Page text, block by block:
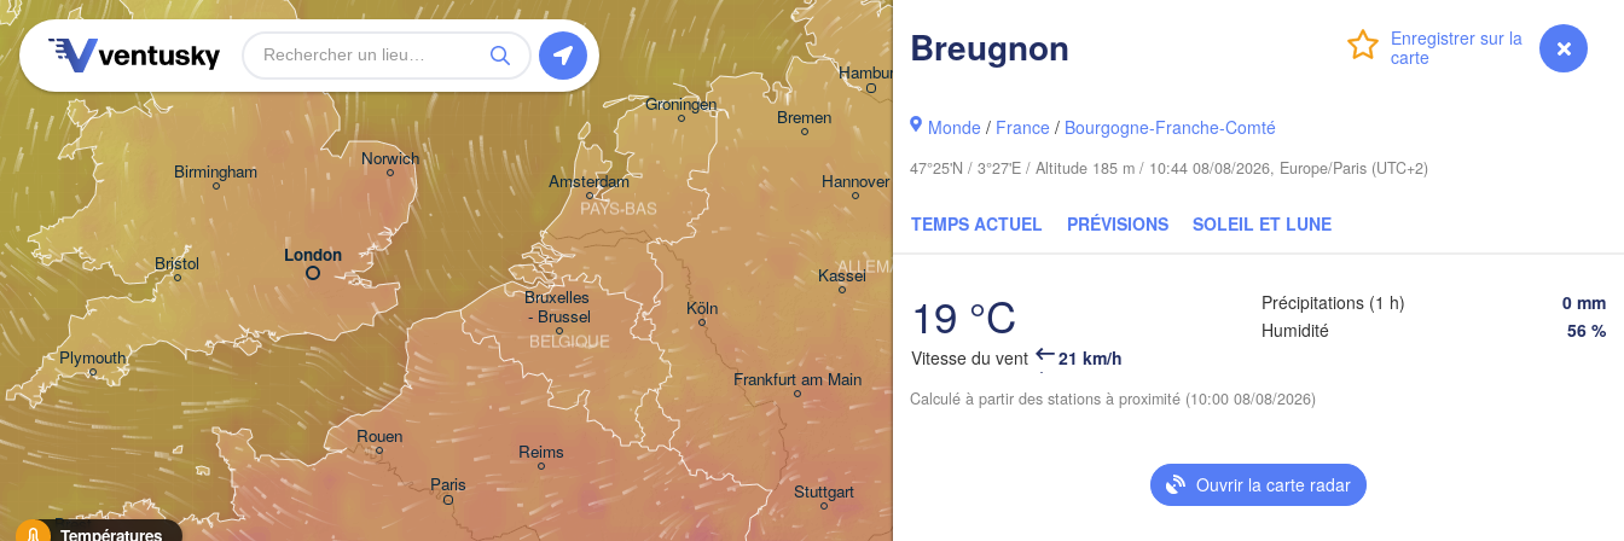
Premium myVentusky Prévisions
Breugnon
Monde / France / Bourgogne-Franche-Comté
47°25'N / 3°27'E / Altitude 185 m / 10:44 08/08/2026, Europe/Paris (UTC+2)
TEMPS ACTUEL PRÉVISIONS SOLEIL ET LUNE
19 °C
Vitesse du vent 21 km/h
Précipitations (1 h)
0 mm
Humidité
56 %
Calculé à partir des stations à proximité (10:00 08/08/2026)
Ouvrir la carte radar
Températures
London
Birmingham
Leeds
Plymouth
Bristol
Brest
Hamburg
Köln
Bruxelles
- Brussel
Amsterdam
Frankfurt am Main
Bremen
Hannover
Kassel
Groningen
Norwich
Reims
Rouen
ALLEMAGNE
PAYS-BAS
BELGIQUE
Paris Stuttgart
Berlin
Wrocław
Poznań
Olsztyn
Zielona Góra